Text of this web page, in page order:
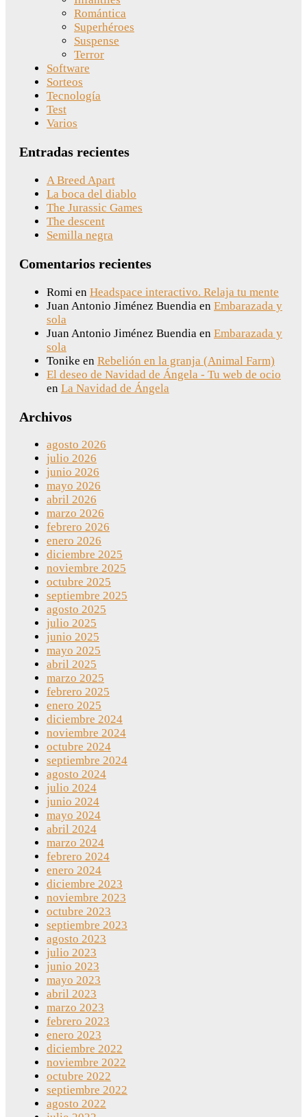
Romántica
Superhéroes
Suspense
Terror
Software
Sorteos
Tecnología
Test
Varios
Entradas recientes
A Breed Apart
La boca del diablo
The Jurassic Games
The descent
Semilla negra
Comentarios recientes
Romi en Headspace interactivo. Relaja tu mente
Juan Antonio Jiménez Buendia en Embarazada y
sola
Juan Antonio Jiménez Buendia en Embarazada y
sola
Tonike en Rebelión en la granja (Animal Farm)
El deseo de Navidad de Ángela - Tu web de ocio
en La Navidad de Ángela
Archivos
agosto 2026
julio 2026
junio 2026
mayo 2026
abril 2026
marzo 2026
febrero 2026
enero 2026
diciembre 2025
noviembre 2025
octubre 2025
septiembre 2025
agosto 2025
julio 2025
junio 2025
mayo 2025
abril 2025
marzo 2025
febrero 2025
enero 2025
diciembre 2024
noviembre 2024
octubre 2024
septiembre 2024
agosto 2024
julio 2024
junio 2024
mayo 2024
abril 2024
marzo 2024
febrero 2024
enero 2024
diciembre 2023
noviembre 2023
octubre 2023
septiembre 2023
agosto 2023
julio 2023
junio 2023
mayo 2023
abril 2023
marzo 2023
febrero 2023
enero 2023
diciembre 2022
noviembre 2022
octubre 2022
septiembre 2022
agosto 2022